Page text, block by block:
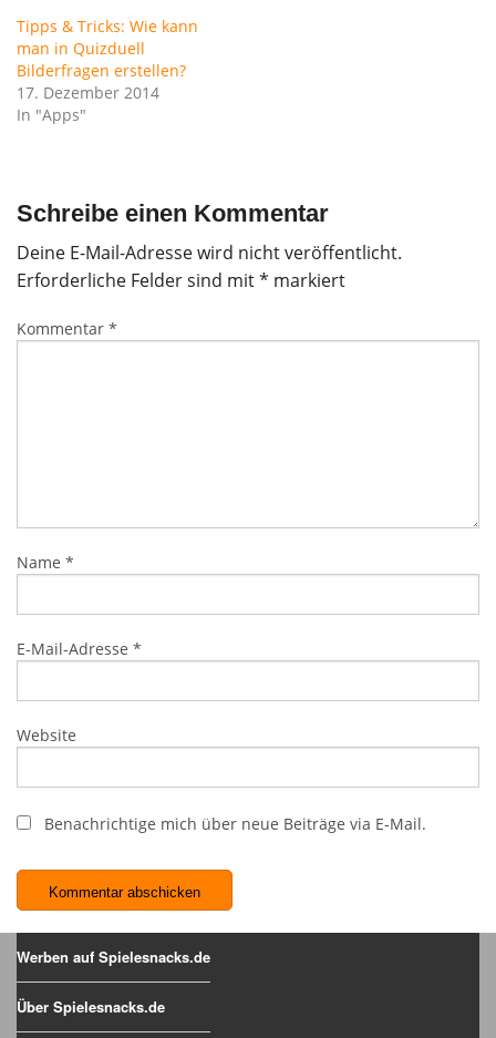
Tipps & Tricks: Wie kann
man in Quizduell
Bilderfragen erstellen?
17. Dezember 2014
In "Apps"
Schreibe einen Kommentar
Deine E-Mail-Adresse wird nicht veröffentlicht.
Erforderliche Felder sind mit* markiert
Kommentar *
Name *
E-Mail-Adresse *
Website
Benachrichtige mich über neue Beiträge via E-Mail.
Werben auf Spielesnacks.de
Über Spielesnacks.de